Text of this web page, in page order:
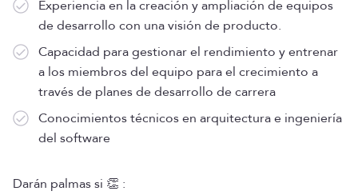
Experiencia en la creación y ampliación de equipos
de desarrollo con una visión de producto.
Capacidad para gestionar el rendimiento y entrenar
a los miembros del equipo para el crecimiento a
través de planes de desarrollo de carrera
Conocimientos técnicos en arquitectura e ingeniería
del software
Darán palmas si 👏 :